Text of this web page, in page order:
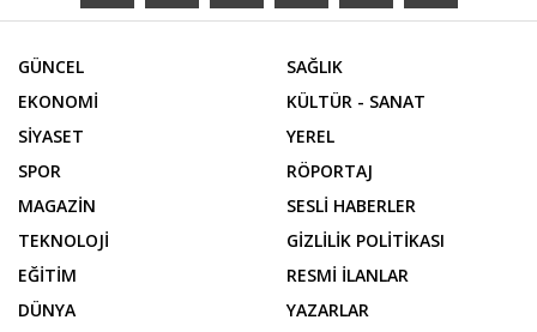
GÜNCEL
EKONOMİ
SİYASET
SPOR
MAGAZİN
TEKNOLOJİ
EĞİTİM
DÜNYA
SAĞLIK
KÜLTÜR - SANAT
YEREL
RÖPORTAJ
SESLİ HABERLER
GİZLİLİK POLİTİKASI
RESMİ İLANLAR
YAZARLAR